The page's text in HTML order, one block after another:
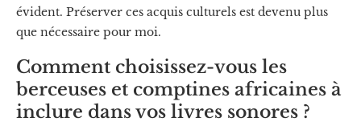
évident. Préserver ces acquis culturels est devenu plus
que nécessaire pour moi.
Comment choisissez-vous les
berceuses et comptines africaines à
inclure dans vos livres sonores ?